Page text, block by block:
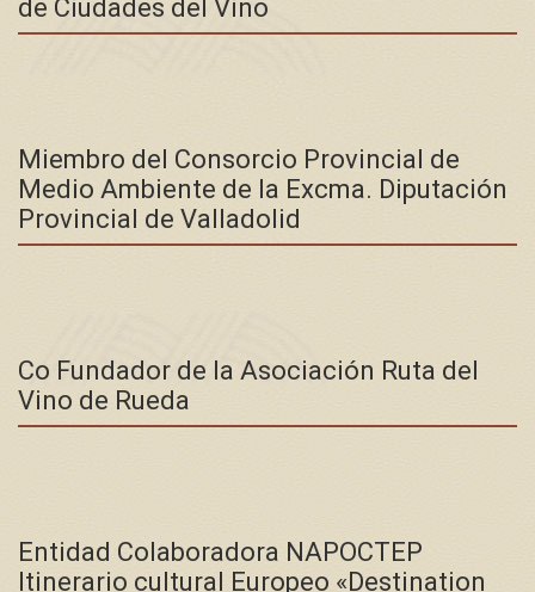
de Ciudades del Vino
Miembro del Consorcio Provincial de
Medio Ambiente de la Excma. Diputación
Provincial de Valladolid
Co Fundador de la Asociación Ruta del
Vino de Rueda
Entidad Colaboradora NAPOCTEP
Itinerario cultural Europeo «Destination